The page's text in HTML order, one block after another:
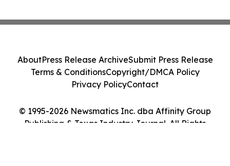
© 1995-2026 Newsmatics Inc. dba Affinity Group
Publishing & Texas Industry Journal. All Rights
AboutPress Release ArchiveSubmit Press Release
Terms & ConditionsCopyright/DMCA Policy
Privacy PolicyContact